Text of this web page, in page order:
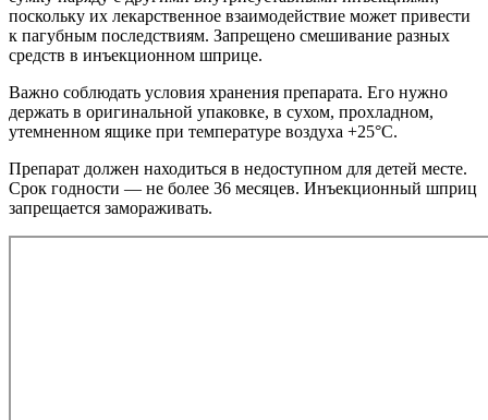
поскольку их лекарственное взаимодействие может привести
к пагубным последствиям. Запрещено смешивание разных
средств в инъекционном шприце.
Важно соблюдать условия хранения препарата. Его нужно
держать в оригинальной упаковке, в сухом, прохладном,
утемненном ящике при температуре воздуха +25°С.
Препарат должен находиться в недоступном для детей месте.
Срок годности — не более 36 месяцев. Инъекционный шприц
запрещается замораживать.